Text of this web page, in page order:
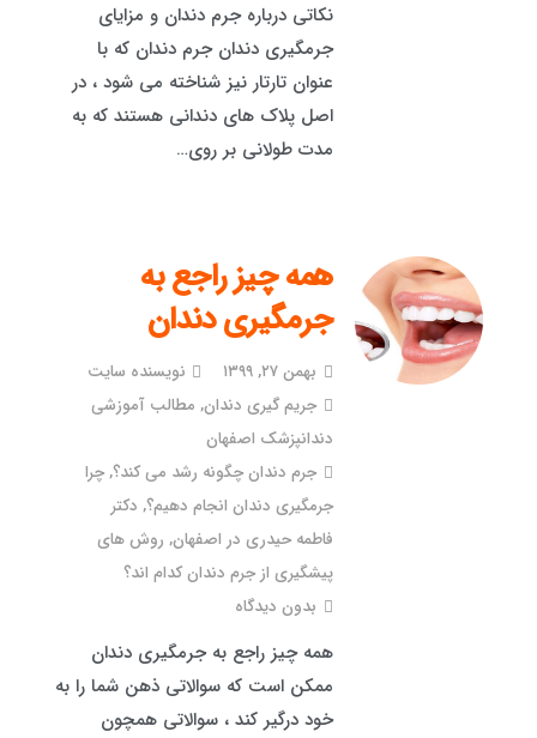
نکاتی درباره جرم دندان و مزایای
جرمگیری دندان جرم دندان که با
عنوان تارتار نیز شناخته می شود ، در
اصل پلاک های دندانی هستند که به
مدت طولانی بر روی…
همه چیز راجع به
جرمگیری دندان
بهمن ۲۷, ۱۳۹۹
نویسنده سایت
جریم گیری دندان, مطالب آموزشی
دندانپزشک اصفهان
جرم دندان چگونه رشد می کند؟,چرا
جرمگیری دندان انجام دهیم؟, دکتر
فاطمه حیدری در اصفهان, روش های
پیشگیری از جرم دندان کدام اند؟
بدون دیدگاه
همه چیز راجع به جرمگیری دندان
ممکن است که سوالاتی ذهن شما را به
خود درگیر کند ، سوالاتی همچون